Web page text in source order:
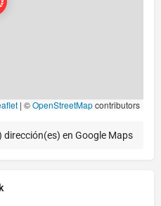
| ©OpenStreetMapcontributors
dirección(es) en Google Maps